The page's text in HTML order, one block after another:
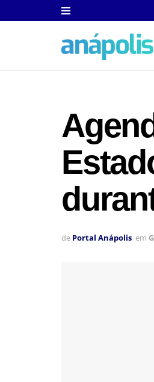
de Portal Anápolis em